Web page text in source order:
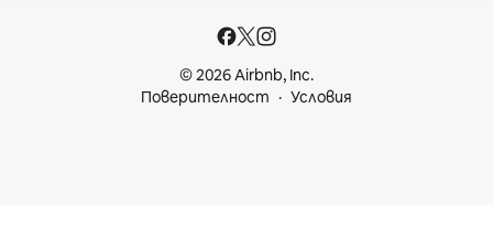
© 2026 Airbnb, Inc.
Поверителност
Условия